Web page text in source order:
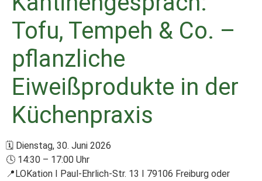
Tofu, Tempeh & Co. –
pflanzliche
Eiweißprodukte in der
Küchenpraxis
🗓 Dienstag, 30. Juni 2026
🕓 14:30 – 17:00 Uhr
📍LOKation I Paul-Ehrlich-Str. 13 I 79106 Freiburg oder